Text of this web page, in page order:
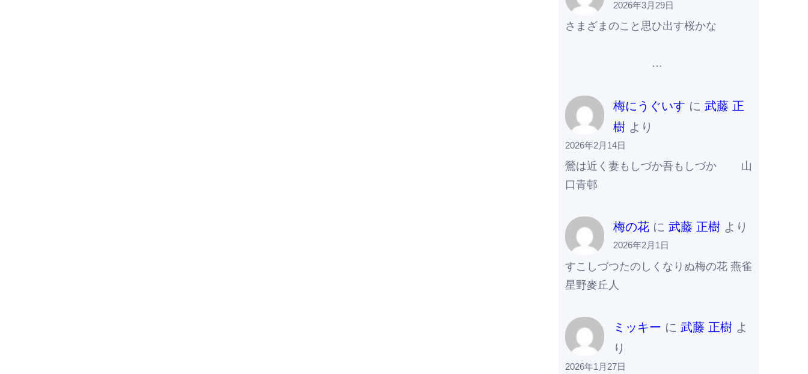
2026年3月29日
さまざまのこと思ひ出す桜かな
…
梅にうぐいす に 武藤 正
樹より
2026年2月14日
鶯は近く妻もしづか吾もしづか 山
口青邨
梅の花に 武藤 正樹より
2026年2月1日
すこしづつたのしくなりぬ梅の花 燕雀
星野麥丘人
ミッキー に 武藤 正樹よ
り
2026年1月27日